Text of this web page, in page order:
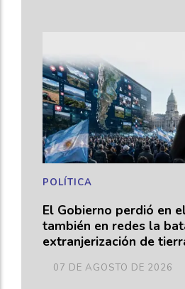
El Gobierno perdió en
también en redes la
extranjerización de
POLÍTICA
07 DE AGOSTO DE 2026